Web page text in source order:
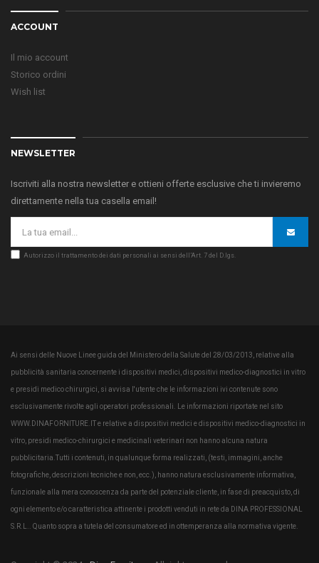
ACCOUNT
Il mio account
Storico ordini
Wish list
NEWSLETTER
Iscriviti alla nostra newsletter e ottieni offerte esclusive che ti invieremo
direttamente nella tua casella email!
Autorizzo il trattamento dei dati personali ai sensi dell’Art. 7 del D.lgs.
Ai sensi delle Nuove Linee guida del Ministero della Salute del 28/03/2013, relative alla
pubblicità sanitaria concernente i dispositivi medici, dispositivi medico-diagnostici in vitro
e presidi medico chirurgici, si avvisa l'utente che le informazioni ivi contenute sono
esclusivamente rivolte agli operatori professionali. Le informazioni riportate nel sito
WWW.DINAFORNITURE.IT e relative a dispositivi medici e dispositivi medico-diagnostici in
vitro, presidi medico-chirurgici e medicinali veterinari non hanno alcuna natura
pubblicitaria.Tutti i contenuti, in qualunque forma realizzati, (testi, immagini, anche
fotografiche, descrizioni tecniche e non, ecc.), hanno natura esclusivamente informativa,
funzionale alla mera conoscenza da parte del potenziale cliente, in fase di preacquisto, di
ogni elemento e/o caratteristica attinente i prodotti venduti in rete da DINA PROFESSIONAL
S.R.L.. Quanto sopra a tutela del consumatore ed in ottemperanza alla normativa vigente.